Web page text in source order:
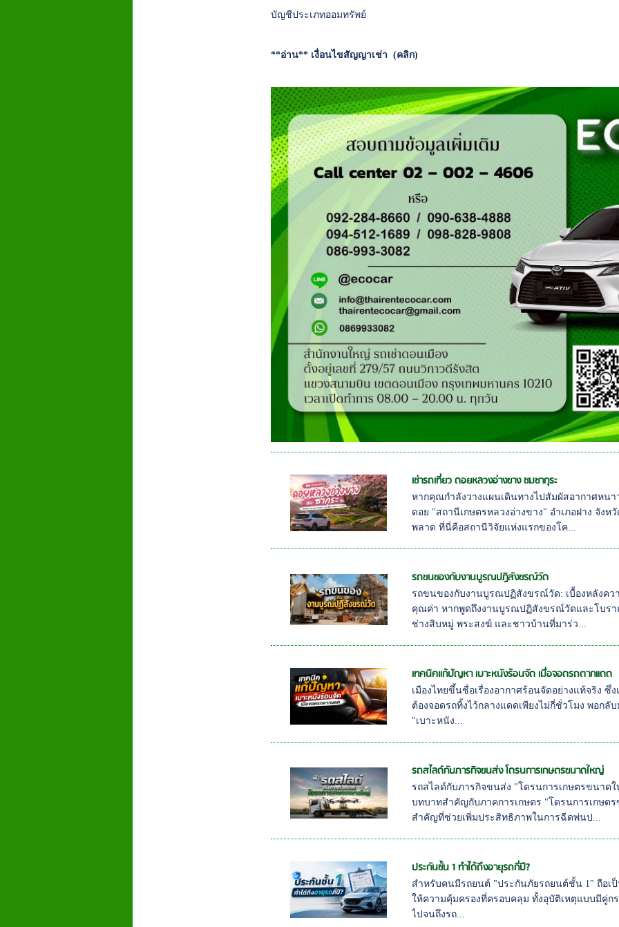
บัญชีประเภทออมทรัพย์
**อ่าน** เงื่อนไขสัญญาเช่า (คลิก)
เช่ารถเที่ยว ดอยหลวงอ่างขาง ชมซากุระ
หากคุณกำลังวางแผนเดินทางไปสัมผัสอากาศหน
ดอย "สถานีเกษตรหลวงอ่างขาง" อำเภอฝาง จังห
พลาด ที่นี่คือสถานีวิจัยแห่งแรกของโค...
รถขนของกับงานบูรณปฏิสังขรณ์วัด
รถขนของกับงานบูรณปฏิสังขรณ์วัด: เบื้องหลังคว
คุณค่า หากพูดถึงงานบูรณปฏิสังขรณ์วัดและโบร
ช่างสิบหมู่ พระสงฆ์ และชาวบ้านที่มาร่ว...
เทคนิคแก้ปัญหา เบาะหนังร้อนจัด เมื่อจอดรถตากแดด
เมืองไทยขึ้นชื่อเรื่องอากาศร้อนจัดอย่างแท้จริง
ต้องจอดรถทิ้งไว้กลางแดดเพียงไม่กี่ชั่วโมง พอกลั
"เบาะหนัง...
รถสไลด์กับภารกิจขนส่ง โดรนการเกษตรขนาดใหญ่
รถสไลด์กับภารกิจขนส่ง "โดรนการเกษตรขนาด
บทบาทสำคัญกับภาคการเกษตร "โดรนการเกษ
สำคัญที่ช่วยเพิ่มประสิทธิภาพในการฉีดพ่นป...
ประกันชั้น 1 ทำได้ถึงอายุรถกี่ปี?
สำหรับคนมีรถยนต์ "ประกันภัยรถยนต์ชั้น 1" ถือเ
ให้ความคุ้มครองที่ครอบคลุม ทั้งอุบัติเหตุแบบมีคู่
ไปจนถึงรถ...